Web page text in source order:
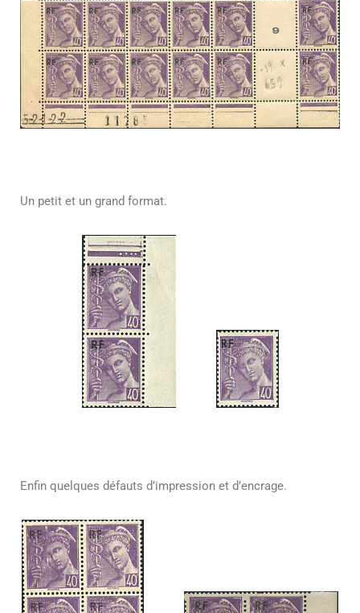
Un petit et un grand format.
Enfin quelques défauts d’impression et d’encrage.